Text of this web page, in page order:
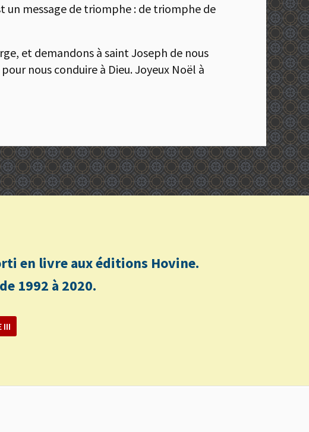
un message de triomphe : de triomphe de
et demandons à saint Joseph de nous
nous conduire à Dieu. Joyeux Noël à
en livre aux éditions Hovine.
1992 à 2020.
III